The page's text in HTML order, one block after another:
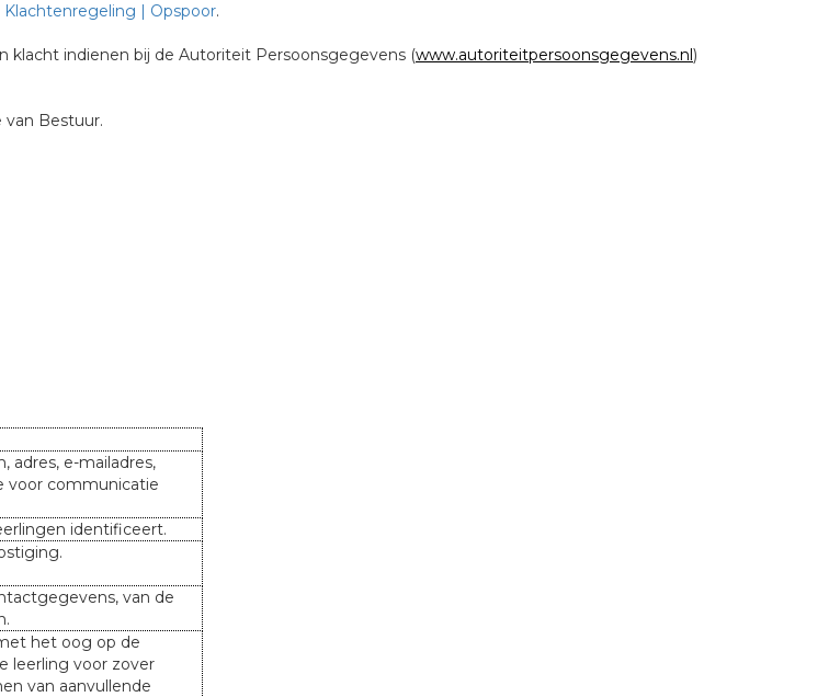
Klachtenregeling | Opspoor.
indienen bij de Autoriteit Persoonsgegevens (www.autoriteitpersoonsgegevens.nl)
Bestuur.
adres, e-mailadres,
voor communicatie
identificeert.
van de
het oog op de
leerling voor zover
van aanvullende